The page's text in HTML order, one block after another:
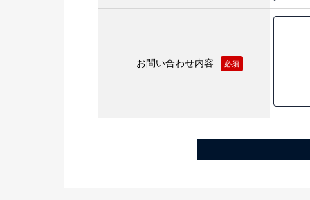
お問い合わせ内容 必須